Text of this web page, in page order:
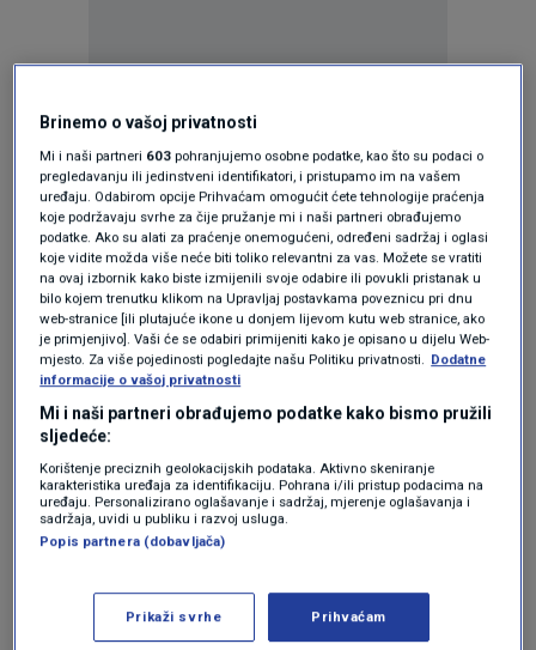
Oglas
NAJČITANIJE
Brinemo o vašoj privatnosti
Mi i naši partneri 603 pohranjujemo osobne podatke, kao što su podaci o
pregledavanju ili jedinstveni identifikatori, i pristupamo im na vašem
uređaju. Odabirom opcije Prihvaćam omogućit ćete tehnologije praćenja
koje podržavaju svrhe za čije pružanje mi i naši partneri obrađujemo
podatke. Ako su alati za praćenje onemogućeni, određeni sadržaj i oglasi
koje vidite možda više neće biti toliko relevantni za vas. Možete se vratiti
na ovaj izbornik kako biste izmijenili svoje odabire ili povukli pristanak u
bilo kojem trenutku klikom na Upravljaj postavkama poveznicu pri dnu
web-stranice [ili plutajuće ikone u donjem lijevom kutu web stranice, ako
je primjenjivo]. Vaši će se odabiri primijeniti kako je opisano u dijelu Web-
mjesto. Za više pojedinosti pogledajte našu Politiku privatnosti. Dodatne
informacije o vašoj privatnosti
Mi i naši partneri obrađujemo podatke kako bismo pružili
sljedeće:
Korištenje preciznih geolokacijskih podataka. Aktivno skeniranje
karakteristika uređaja za identifikaciju. Pohrana i/ili pristup podacima na
uređaju. Personalizirano oglašavanje i sadržaj, mjerenje oglašavanja i
sadržaja, uvidi u publiku i razvoj usluga.
Popis partnera (dobavljača)
Prikaži svrhe Prihvaćam